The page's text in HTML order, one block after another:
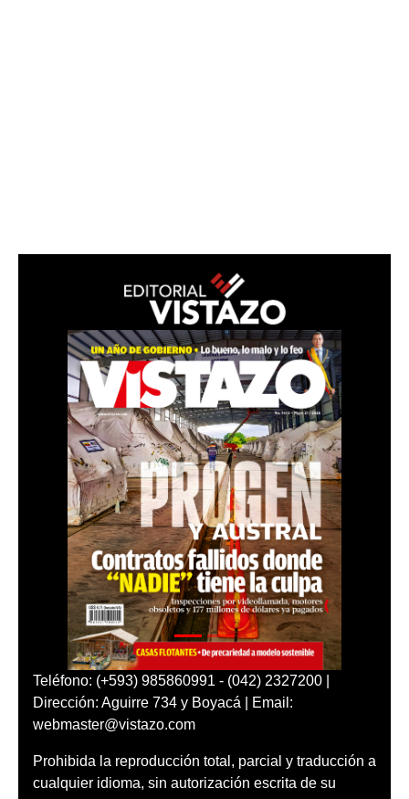
Teléfono: (+593) 985860991 - (042) 2327200 |
Dirección: Aguirre 734 y Boyacá | Email:
webmaster@vistazo.com
Prohibida la reproducción total, parcial y traducción a
cualquier idioma, sin autorización escrita de su